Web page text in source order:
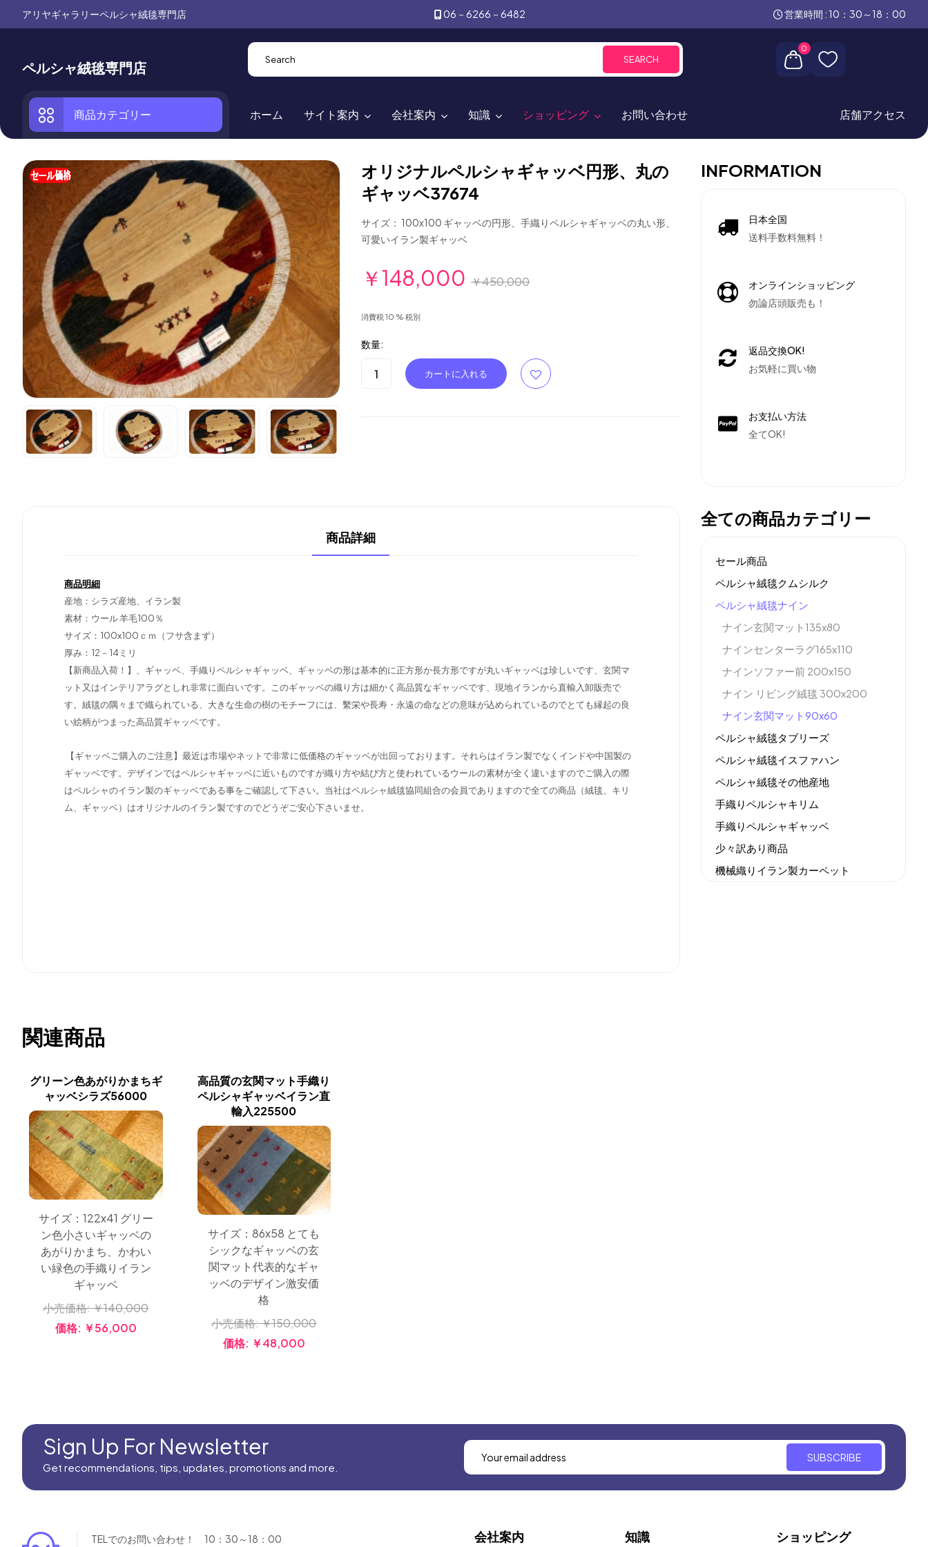
アリヤギャラリーペルシャ絨毯専門店 06－6266－6482 営業時間 : 10：30～18：00
ペルシャ絨毯専門店 SEARCH
0
商品カテゴリー ホーム サイト案内 会社案内 知識 ショッピング お問い合わせ 店舗アクセス
オリジナルペルシャギャッベ円形、丸の
ギャッベ37674
サイズ： 100x100 ギャッベの円形、手織りペルシャギャッベの丸い形、
可愛いイラン製ギャッベ
￥148,000 ￥450,000
消費税 10 % 税別
数量:
商品詳細
商品明細
産地：シラズ産地、イラン製
素材：ウール羊毛100％
サイズ：100x100ｃｍ（フサ含まず）
厚み：12－14ミリ
【新商品入荷！】、ギャッベ、手織りペルシャギャッベ、ギャッベの形は基本的に正方形か長方形ですが丸いギャッベは珍しいです、玄関マ
ット又はインテリアラグとしれ非常に面白いです。このギャッベの織り方は細かく高品質なギャッベです、現地イランから直輸入卸販売で
す。絨毯の隅々まで織られている、大きな生命の樹のモチーフには、繫栄や長寿・永遠の命などの意味が込められているのでとても縁起の良
い絵柄がつまった高品質ギャッベです。
【ギャッベご購入のご注意】最近は市場やネットで非常に低価格のギャッベが出回っております。それらはイラン製でなくインドや中国製の
ギャッベです。デザインではペルシャギャッベに近いものですが織り方や結び方と使われているウールの素材が全く違いますのでご購入の際
はペルシャのイラン製のギャッベである事をご確認して下さい。当社はペルシャ絨毯協同組合の会員でありますので全ての商品（絨毯、キリ
ム、ギャッベ）はオリジナルのイラン製ですのでどうぞご安心下さいませ。
関連商品
グリーン色あがりかまちギ
ャッベシラズ56000
サイズ：122x41 グリー
ン色小さいギャッベの
あがりかまち、かわい
い緑色の手織りイラン
ギャッベ
小売価格:￥140,000
価格: ￥56,000
高品質の玄関マット手織り
ペルシャギャッベイラン直
輸入225500
サイズ：86x58 とても
シックなギャッベの玄
関マット代表的なギャ
ッベのデザイン激安価
格
小売価格:￥150,000
価格: ￥48,000
INFORMATION
日本全国
送料手数料無料！
オンラインショッピング
勿論店頭販売も！
返品交換OK!
お気軽に買い物
お支払い方法
全てOK!
全ての商品カテゴリー
セール商品
ペルシャ絨毯クムシルク
ペルシャ絨毯ナイン
ナイン玄関マット135x80
ナインセンターラグ165x110
ナインソファー前 200x150
ナイン リビング絨毯 300x200
ナイン玄関マット90x60
ペルシャ絨毯タブリーズ
ペルシャ絨毯イスファハン
ペルシャ絨毯その他産地
手織りペルシャキリム
手織りペルシャギャッベ
少々訳あり商品
機械織りイラン製カーペット
Sign Up For Newsletter
Get recommendations, tips, updates, promotions and more.
SUBSCRIBE
TELでのお問い合わせ！ 10：30～18：00 会社案内 知識 ショッピング